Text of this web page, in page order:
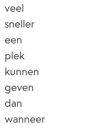
veel
sneller
een
plek
kunnen
geven
dan
wanneer